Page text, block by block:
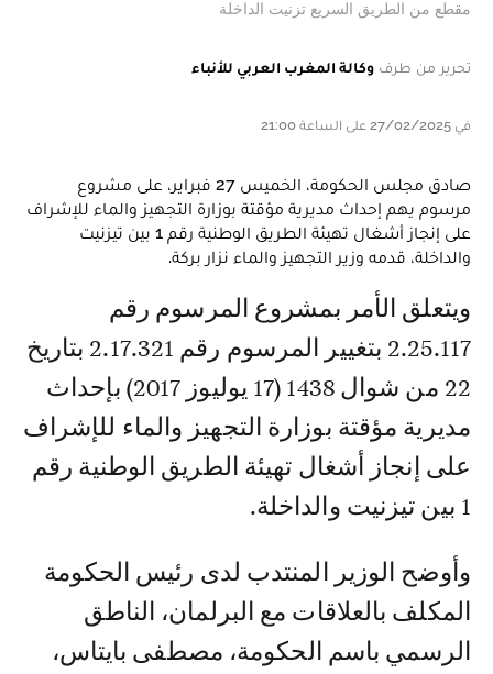
مقطع من الطريق السريع تزنيت الداخلة
تحرير من طرف وكالة المغرب العربي للأنباء
في 27/02/2025 على الساعة 21:00
صادق مجلس الحكومة، الخميس 27 فبراير، على مشروع
مرسوم يهم إحداث مديرية مؤقتة بوزارة التجهيز والماء للإشراف
على إنجاز أشغال تهيئة الطريق الوطنية رقم 1 بين تيزنيت
والداخلة، قدمه وزير التجهيز والماء نزار بركة.
ويتعلق الأمر بمشروع المرسوم رقم
2.25.117 بتغيير المرسوم رقم 2.17.321 بتاريخ
22 من شوال 1438 (17 يوليوز 2017) بإحداث
مديرية مؤقتة بوزارة التجهيز والماء للإشراف
على إنجاز أشغال تهيئة الطريق الوطنية رقم
1 بين تيزنيت والداخلة.
وأوضح الوزير المنتدب لدى رئيس الحكومة
المكلف بالعلاقات مع البرلمان، الناطق
الرسمي باسم الحكومة، مصطفى بايتاس،